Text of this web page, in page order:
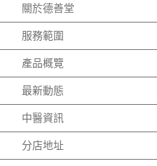
關於德善堂
服務範圍
產品概覽
最新動態
中醫資訊
分店地址